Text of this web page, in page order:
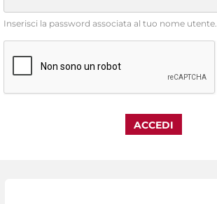
Inserisci la password associata al tuo nome utente.